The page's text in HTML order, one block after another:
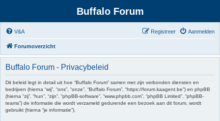
Buffalo Forum
V&A Aanmelden
Registreer
Forumoverzicht
Buffalo Forum - Privacybeleid
Dit beleid legt in detail uit hoe “Buffalo Forum” samen met zijn verbonden diensten en
bedrijven (hierna “wij”, “ons”, “onze”, “Buffalo Forum”, “https://forum.kaagent.be”) en phpBB
(hierna “zij”, “hun”, “zijn”, “phpBB-software”, “www.phpbb.com”, “phpBB Limited”, “phpBB-
teams”) de informatie die wordt verzameld gedurende een bezoek aan dit forum, wordt
gebruikt (hierna “je informatie”).